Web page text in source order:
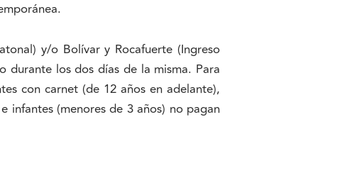
y/o Bolívar y Rocafuerte (Ingreso
durante los dos días de la misma. Para
con carnet (de 12 años en adelante),
infantes (menores de 3 años) no pagan